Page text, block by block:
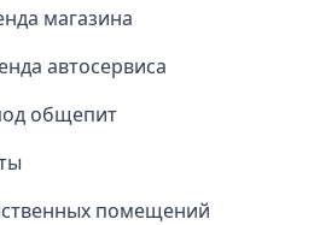
магазина
автосервиса
общепит
помещений